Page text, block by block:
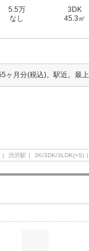
5.5万
なし
3DK
45.3㎡
渋沢駅 3K/3DK/3LDK(+S)